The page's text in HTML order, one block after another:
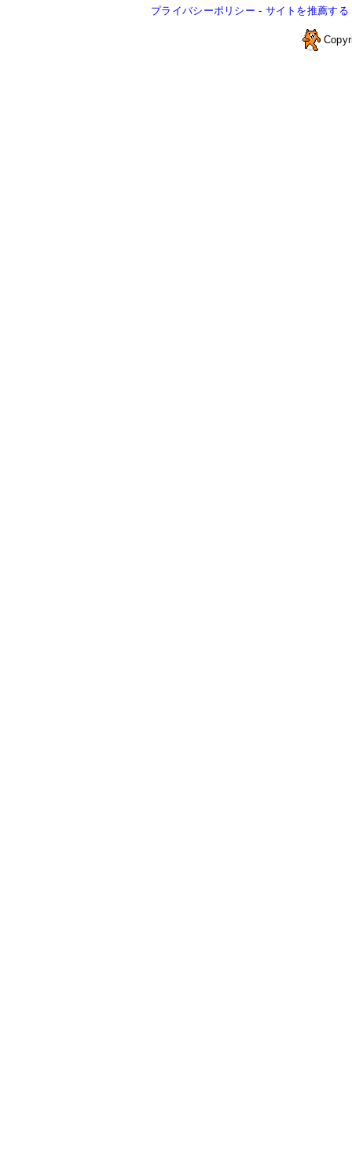
プライバシーポリシー - サイトを推薦する